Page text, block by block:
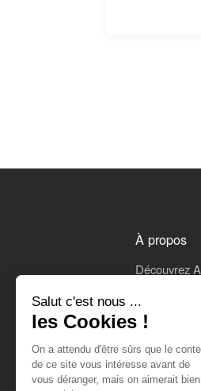
Salut c'est nous ...
les Cookies !
On a attendu d'être sûrs que le
de ce site vous intéresse avant de
vous déranger, mais on aimerait
À propos
Découvrez
On parle de
CGU
Données